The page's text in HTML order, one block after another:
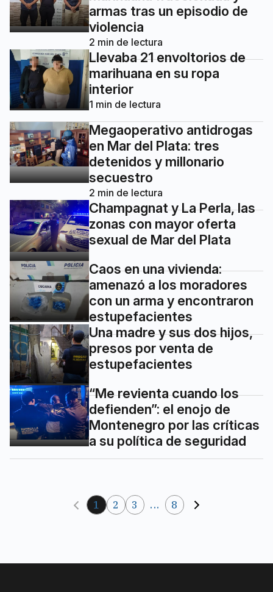
armas tras un episodio de
violencia
2 min de lectura
Llevaba 21 envoltorios de
marihuana en su ropa
interior
1 min de lectura
Megaoperativo antidrogas
en Mar del Plata: tres
detenidos y millonario
secuestro
2 min de lectura
Champagnat y La Perla, las
zonas con mayor oferta
sexual de Mar del Plata
Caos en una vivienda:
amenazó a los moradores
con un arma y encontraron
estupefacientes
Una madre y sus dos hijos,
presos por venta de
estupefacientes
“Me revienta cuando los
defienden”: el enojo de
Montenegro por las críticas
a su política de seguridad
1 2 3 ... 8